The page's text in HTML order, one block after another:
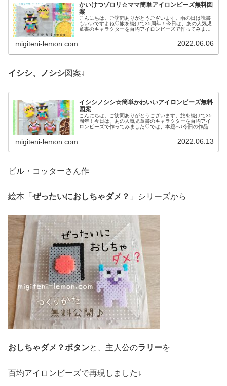
かいけつゾロリ☆ママ簡単アイロンビーズ無料図
案
こんにちは。ご訪問ありがとうございます。雨の日は読書
もいいですよね♡旅を続けて35周年！今日は、あの人気児
童書のキャラクターを百均アイロンビーズで作ってみまし
migiteni-lemon.com 2022.06.06
イシシ、ノシシ図案↓
イシシノシシ☆簡単かわいいアイロンビーズ無料
図案
こんにちは。ご訪問ありがとうございます。旅を続けて35
周年！今日は、あの人気児童書のキャラクターを百均アイ
ロンビーズで作ってみました♡では、本題へ↓今日の作品☆
migiteni-lemon.com 2022.06.13
ビル・コッターさん作
絵本「 ぜったいにおしちゃダメ？ 」シリーズから
おしちゃダメ？ボタンと、主人公のラリーを
百均アイロンビーズで再現しました↓